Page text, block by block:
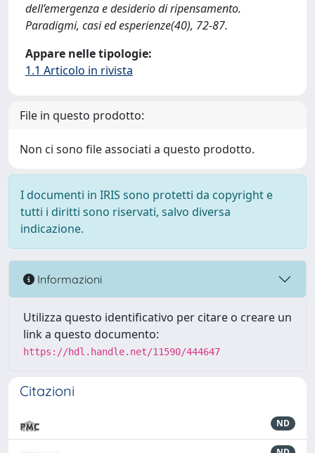
dell’emergenza e desiderio di ripensamento.
Paradigmi, casi ed esperienze(40), 72-87.
Appare nelle tipologie:
1.1 Articolo in rivista
File in questo prodotto:
Non ci sono file associati a questo prodotto.
I documenti in IRIS sono protetti da copyright e
tutti i diritti sono riservati, salvo diversa
indicazione.
Informazioni
Utilizza questo identificativo per citare o creare un
link a questo documento:
https://hdl.handle.net/11590/444647
Citazioni
ND